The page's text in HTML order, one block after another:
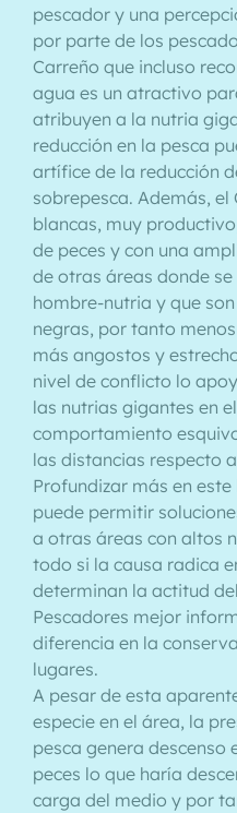
pescador y una
por parte de los
Carreño que incluso
agua es un atractivo
atribuyen a la nutria
reducción en la pesca
artífice de la reducción
sobrepesca. Además,
blancas, muy
de peces y con una
de otras áreas donde
hombre-nutria y que
negras, por tanto
más angostos y
nivel de conflicto lo
las nutrias gigantes en
comportamiento
las distancias respecto
Profundizar más en
puede permitir
a otras áreas con altos
todo si la causa radica
determinan la actitud
Pescadores mejor
diferencia en la
lugares.
A pesar de esta
especie en el área, la
pesca genera descenso
peces lo que haría
carga del medio y por